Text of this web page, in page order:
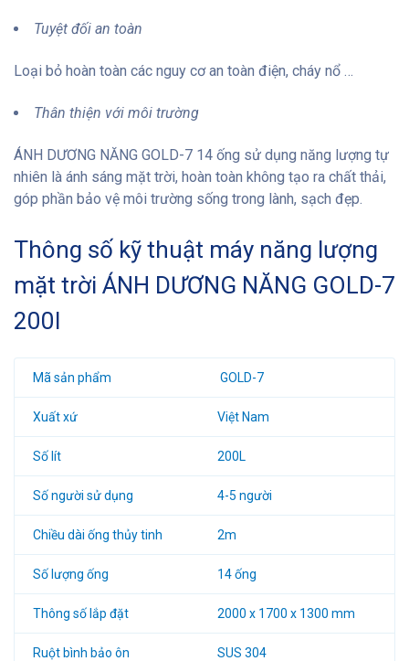
Tuyệt đối an toàn
Loại bỏ hoàn toàn các nguy cơ an toàn điện, cháy nổ …
Thân thiện với môi trường
ÁNH DƯƠNG NĂNG GOLD-7 14 ống sử dụng năng lượng tự
nhiên là ánh sáng mặt trời, hoàn toàn không tạo ra chất thải,
góp phần bảo vệ môi trường sống trong lành, sạch đẹp.
Thông số kỹ thuật máy năng lượng
mặt trời ÁNH DƯƠNG NĂNG GOLD-7
200l
Mã sản phẩm GOLD-7
Xuất xứ Việt Nam
Số lít 200L
Số người sử dụng 4-5 người
Chiều dài ống thủy tinh 2m
Số lượng ống 14 ống
Thông số lắp đặt 2000 x 1700 x 1300 mm
Ruột bình bảo ôn SUS 304